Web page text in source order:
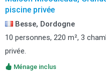
piscine privée
Besse, Dordogne
10 personnes, 220 m², 3
privée.
Ménage inclus